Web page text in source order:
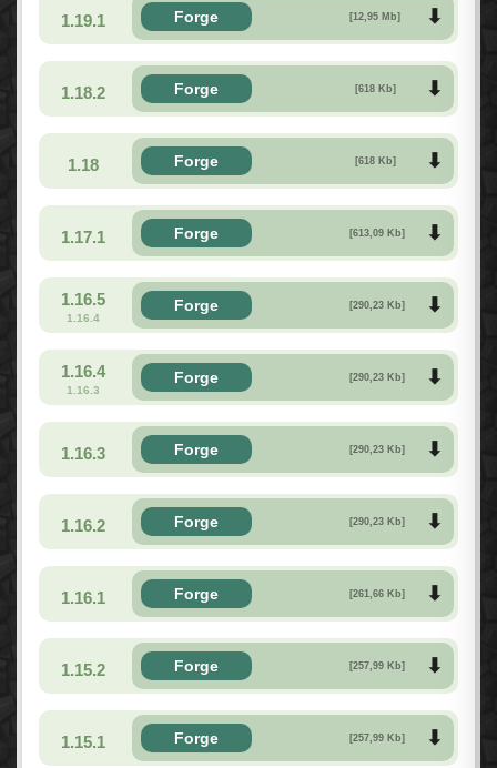
1.19.1 Forge [12,95 Mb]
1.18.2 Forge [618 Kb]
1.18 Forge [618 Kb]
1.17.1 Forge [613,09 Kb]
1.16.5
1.16.4
Forge [290,23 Kb]
1.16.4
1.16.3
Forge [290,23 Kb]
1.16.3 Forge [290,23 Kb]
1.16.2 Forge [290,23 Kb]
1.16.1 Forge [261,66 Kb]
1.15.2 Forge [257,99 Kb]
1.15.1 Forge [257,99 Kb]